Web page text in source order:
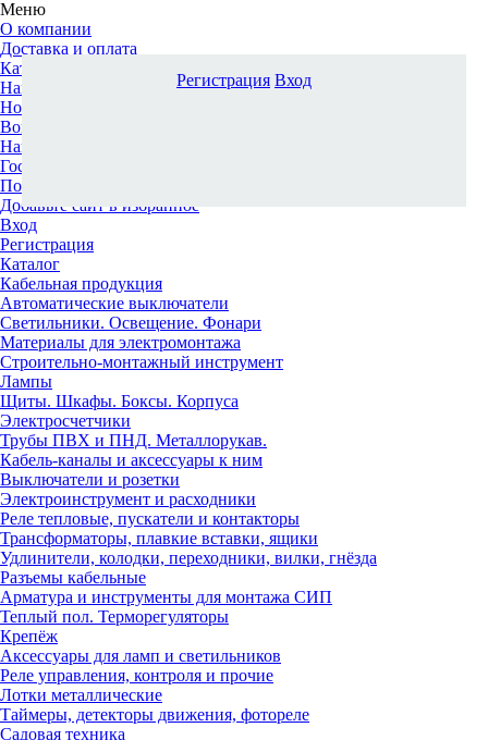
Меню
О компании
Доставка и оплата
Каталог
Наши офисы
Новости и новинки
Вопрос-ответ
Наша команда
Гос. заказчикам
Поставщикам
Добавьте сайт в избранное
Вход
Регистрация
Каталог
Кабельная продукция
Автоматические выключатели
Светильники. Освещение. Фонари
Материалы для электромонтажа
Строительно-монтажный инструмент
Лампы
Щиты. Шкафы. Боксы. Корпуса
Электросчетчики
Трубы ПВХ и ПНД. Металлорукав.
Кабель-каналы и аксессуары к ним
Выключатели и розетки
Электроинструмент и расходники
Реле тепловые, пускатели и контакторы
Трансформаторы, плавкие вставки, ящики
Удлинители, колодки, переходники, вилки, гнёзда
Разъемы кабельные
Арматура и инструменты для монтажа СИП
Теплый пол. Терморегуляторы
Крепёж
Аксессуары для ламп и светильников
Реле управления, контроля и прочие
Лотки металлические
Таймеры, детекторы движения, фотореле
Садовая техника
Регистрация Вход